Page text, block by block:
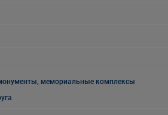
мемориальные комплексы